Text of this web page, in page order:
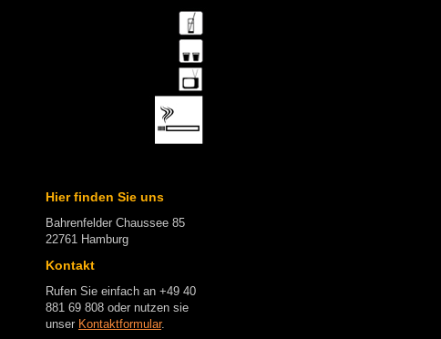
Hier finden Sie uns
Bahrenfelder Chaussee 85
22761 Hamburg
Kontakt
Rufen Sie einfach an +49 40
881 69 808 oder nutzen sie
unser Kontaktformular.